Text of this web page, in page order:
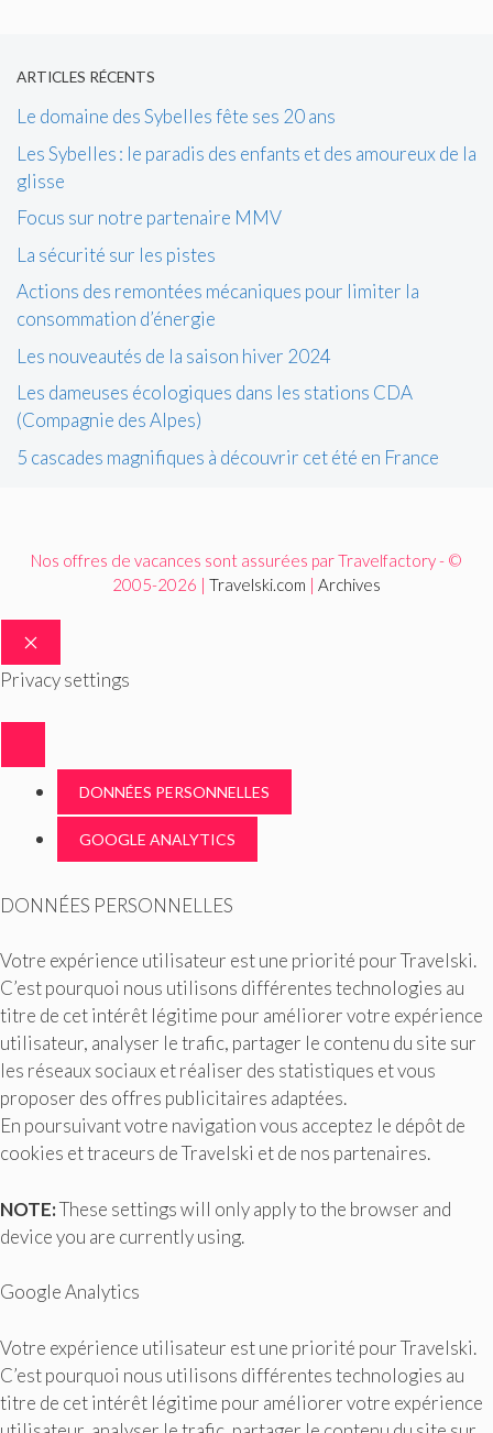
ARTICLES RÉCENTS
Le domaine des Sybelles fête ses 20 ans
Les Sybelles : le paradis des enfants et des amoureux de la
glisse
Focus sur notre partenaire MMV
La sécurité sur les pistes
Actions des remontées mécaniques pour limiter la
consommation d’énergie
Les nouveautés de la saison hiver 2024
Les dameuses écologiques dans les stations CDA
(Compagnie des Alpes)
5 cascades magnifiques à découvrir cet été en France
Nos offres de vacances sont assurées par Travelfactory - ©
2005-2026 | Travelski.com | Archives
FERMER
Privacy settings
DONNÉES PERSONNELLES
GOOGLE ANALYTICS
DONNÉES PERSONNELLES
Votre expérience utilisateur est une priorité pour Travelski.
C’est pourquoi nous utilisons différentes technologies au
titre de cet intérêt légitime pour améliorer votre expérience
utilisateur, analyser le trafic, partager le contenu du site sur
les réseaux sociaux et réaliser des statistiques et vous
proposer des offres publicitaires adaptées.
En poursuivant votre navigation vous acceptez le dépôt de
cookies et traceurs de Travelski et de nos partenaires.
NOTE:These settings will only apply to the browser and
device you are currently using.
Google Analytics
Votre expérience utilisateur est une priorité pour Travelski.
C’est pourquoi nous utilisons différentes technologies au
titre de cet intérêt légitime pour améliorer votre expérience